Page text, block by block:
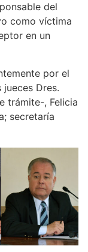
del
como víctima
en un
por el
Dres.
trámite-, Felicia
secretaría